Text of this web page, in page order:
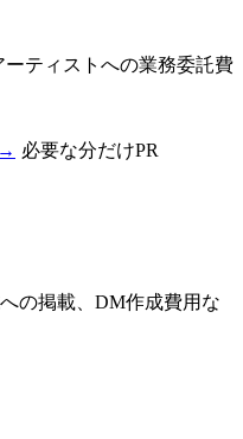
ティストへの業務委託費
必要な分だけPR
の掲載、DM作成費用な